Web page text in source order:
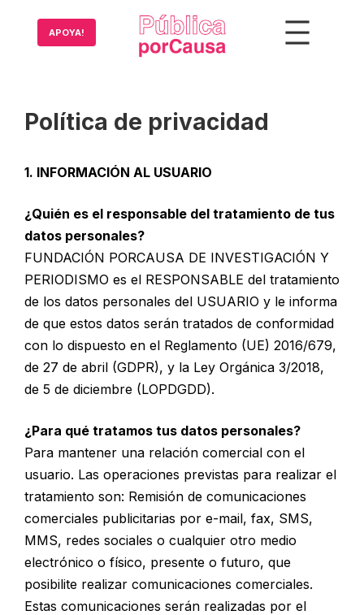
APOYA!
Política de privacidad
1. INFORMACIÓN AL USUARIO
¿Quién es el responsable del tratamiento de tus
datos personales?
FUNDACIÓN PORCAUSA DE INVESTIGACIÓN Y
PERIODISMO es el RESPONSABLE del tratamiento
de los datos personales del USUARIO y le informa
de que estos datos serán tratados de conformidad
con lo dispuesto en el Reglamento (UE) 2016/679,
de 27 de abril (GDPR), y la Ley Orgánica 3/2018,
de 5 de diciembre (LOPDGDD).
¿Para qué tratamos tus datos personales?
Para mantener una relación comercial con el
usuario. Las operaciones previstas para realizar el
tratamiento son: Remisión de comunicaciones
comerciales publicitarias por e-mail, fax, SMS,
MMS, redes sociales o cualquier otro medio
electrónico o físico, presente o futuro, que
posibilite realizar comunicaciones comerciales.
Estas comunicaciones serán realizadas por el